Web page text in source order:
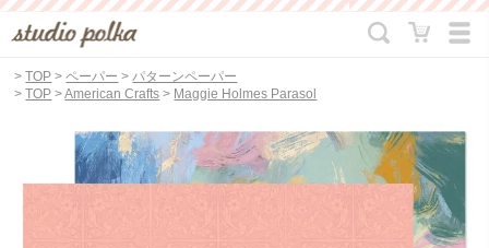
>TOP >ペーパー >パターンペーパー
>TOP >American Crafts > Maggie Holmes Parasol